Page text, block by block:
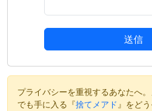
送信
プライバシーを重視するあなたへ
でも手に入る『捨てメアド 』をどう